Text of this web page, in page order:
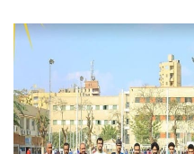
الأنظمة الذكية
الإعلام
تواصل معنا